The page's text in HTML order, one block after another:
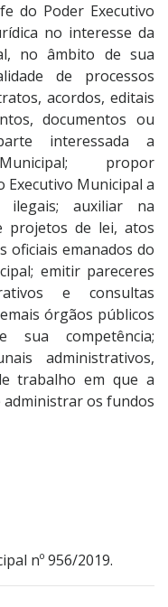
do Poder Executivo
no interesse da
no âmbito de sua
de processos
acordos, editais
documentos ou
interessada a
propor
Executivo Municipal a
ilegais; auxiliar na
projetos de lei, atos
oficiais emanados do
emitir pareceres
e consultas
órgãos públicos
sua competência;
administrativos,
trabalho em que a
os fundos
nº 956/2019.